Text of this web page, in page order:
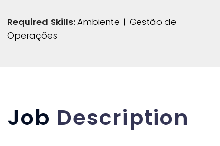
Required Skills:Ambiente
Gestão de
Operações
Job Description